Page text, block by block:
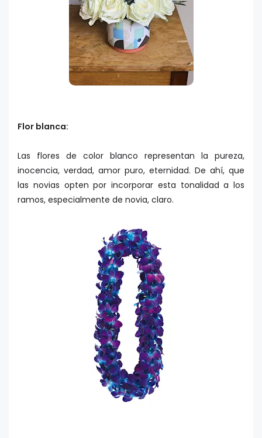
Flor blanca:
Las flores de color blanco representan la pureza,
inocencia, verdad, amor puro, eternidad. De ahí, que
las novias opten por incorporar esta tonalidad a los
ramos, especialmente de novia, claro.